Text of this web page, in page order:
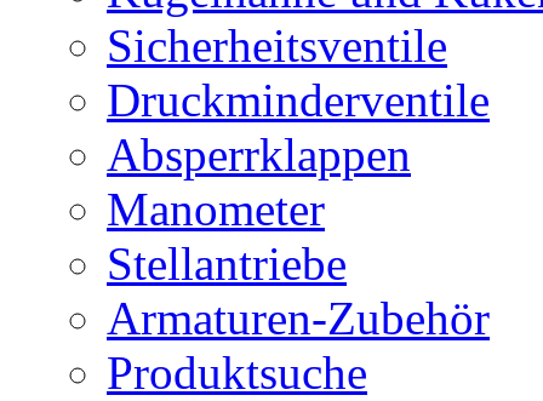
Sicherheitsventile
Druckminderventile
Absperrklappen
Manometer
Stellantriebe
Armaturen-Zubehör
Produktsuche